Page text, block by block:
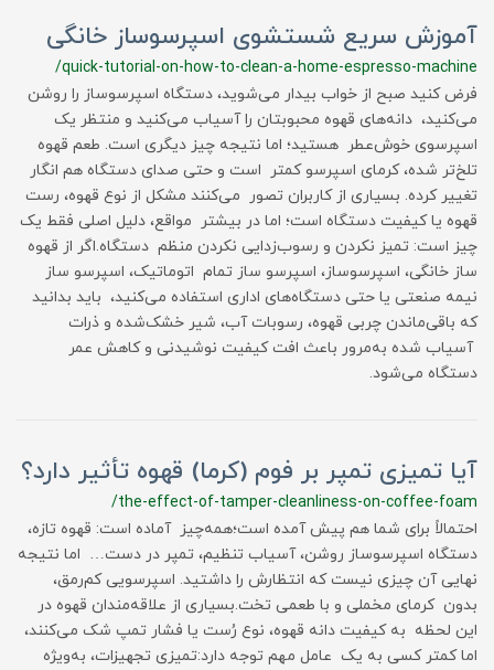
آموزش سریع شستشوی اسپرسوساز خانگی
/quick-tutorial-on-how-to-clean-a-home-espresso-machine
فرض کنید صبح از خواب بیدار می‌شوید، دستگاه اسپرسوساز را روشن
می‌کنید، دانه‌های قهوه محبوبتان را آسیاب می‌کنید و منتظر یک
اسپرسوی خوش‌عطر هستید؛ اما نتیجه چیز دیگری است. طعم قهوه
تلخ‌تر شده، کرمای اسپرسو کمتر است و حتی صدای دستگاه هم انگار
تغییر کرده. بسیاری از کاربران تصور می‌کنند مشکل از نوع قهوه، رست
قهوه یا کیفیت دستگاه است؛ اما در بیشتر مواقع، دلیل اصلی فقط یک
چیز است: تمیز نکردن و رسوب‌زدایی نکردن منظم دستگاه.اگر از قهوه
ساز خانگی، اسپرسوساز، اسپرسو ساز تمام اتوماتیک، اسپرسو ساز
نیمه صنعتی یا حتی دستگاه‌های اداری استفاده می‌کنید، باید بدانید
که باقی‌ماندن چربی قهوه، رسوبات آب، شیر خشک‌شده و ذرات
آسیاب شده به‌مرور باعث افت کیفیت نوشیدنی و کاهش عمر
دستگاه می‌شود.
آیا تمیزی تمپر بر فوم (کرما) قهوه تأثیر دارد؟
/the-effect-of-tamper-cleanliness-on-coffee-foam
احتمالاً برای شما هم پیش آمده است؛همه‌چیز آماده است: قهوه تازه،
دستگاه اسپرسوساز روشن، آسیاب تنظیم، تمپر در دست… اما نتیجه
نهایی آن چیزی نیست که انتظارش را داشتید. اسپرسویی کم‌رمق،
بدون کرمای مخملی و با طعمی تخت.بسیاری از علاقه‌مندان قهوه در
این لحظه به کیفیت دانه قهوه، نوع رُست یا فشار تمپ شک می‌کنند،
اما کمتر کسی به یک عامل مهم توجه دارد:تمیزی تجهیزات، به‌ویژه